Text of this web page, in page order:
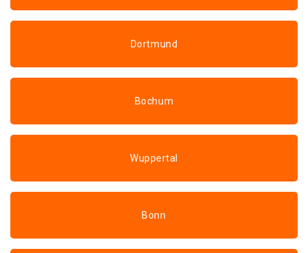
Dortmund
Bochum
Wuppertal
Bonn